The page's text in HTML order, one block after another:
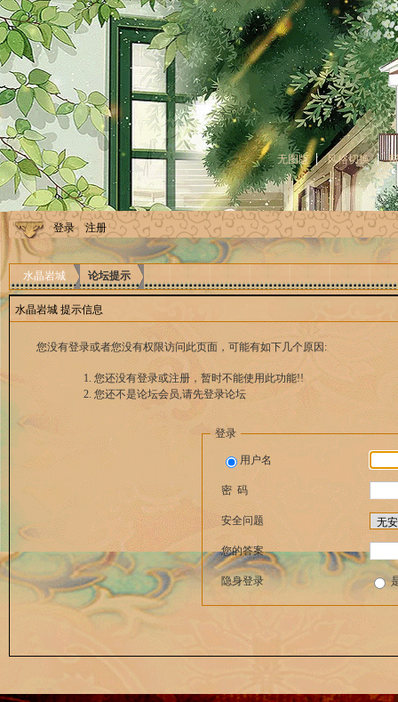
无图版 风格切换
登录 注册
水晶岩城 论坛提示
水晶岩城 提示信息
您没有登录或者您没有权限访问此页面，可能有如下几个原因:
您还没有登录或注册，暂时不能使用此功能!!
您还不是论坛会员,请先登录论坛
登录
用户名
密 码
安全问题
您的答案
隐身登录